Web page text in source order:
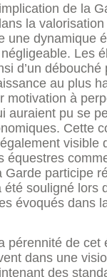
de la
la
une dynamique
Les
d’un débouché
au plus
motivation à
auraient pu se
Cette
visible
équestres
Garde participe
souligné lors
évoqués dans
pérennité de cet
dans une
des